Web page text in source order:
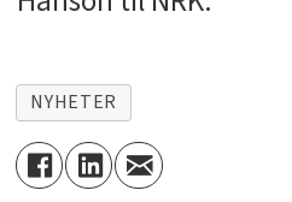
NYHETER